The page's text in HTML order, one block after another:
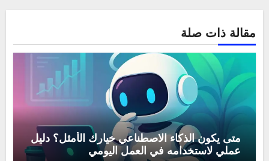
مقالة ذات صلة
متى يكون الذكاء الاصطناعي خيارك الأمثل؟ دليل
عملي لاستخدامه في العمل اليومي